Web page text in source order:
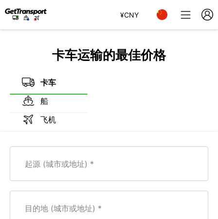
¥CNY
卡车运输的最佳价格
卡车
船
飞机
起源 (城市或地址)
目的地 (城市或地址)